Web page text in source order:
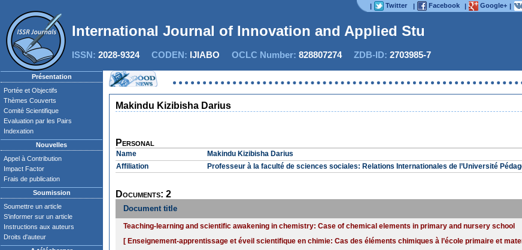
| Twitter | Facebook | Google+ |
International Journal of Innovation and Applied Studi
ISSN: 2028-9324CODEN: IJIABO OCLC Number: 828807274ZDB-ID: 2703985-7
Présentation
Portée et Objectifs
Thèmes Couverts
Comité Scientifique
Evaluation par les Pairs
Indexation
Nouvelles
Appel à Contribution
Impact Factor
Frais de publication
Soumission
Soumettre un article
S'informer sur un article
Instructions aux auteurs
Droits d'auteur
Makindu Kizibisha Darius
Personal
Name
Makindu Kizibisha Darius
Affiliation
Professeur à la faculté de sciences sociales: Relations Internationales de l’Université
Documents: 2
Document title
Teaching-learning and scientific awakening in chemistry: Case of chemical elements in primary and nursery school
[ Enseignement-apprentissage et éveil scientifique en chimie: Cas des éléments chimiques à l’école primaire et